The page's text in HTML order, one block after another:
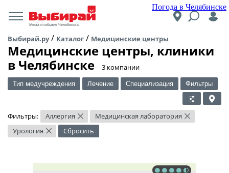
Погода в Челябинске
Места и события Челябинска
Выбирай.ру/ Каталог / Медицинские центры
Медицинские центры, клиники
в Челябинске
​3 компании
Тип медучреждения Лечение Специализация Фильтры
Фильтры: Аллергия × Медицинская лаборатория ×
Урология × Сбросить